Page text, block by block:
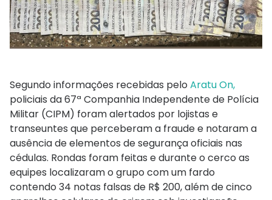
Segundo informações recebidas pelo Aratu On,
policiais da 67ª Companhia Independente de Polícia
Militar (CIPM) foram alertados por lojistas e
transeuntes que perceberam a fraude e notaram a
ausência de elementos de segurança oficiais nas
cédulas. Rondas foram feitas e durante o cerco as
equipes localizaram o grupo com um fardo
contendo 34 notas falsas de R$ 200, além de cinco